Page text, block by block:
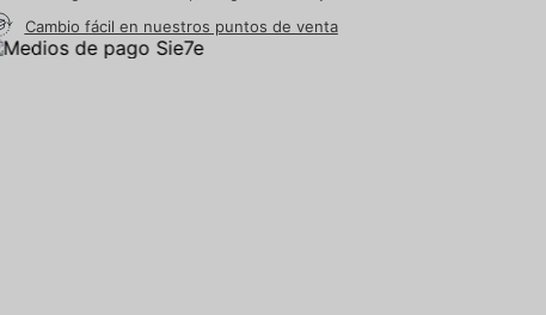
Cambio fácil en nuestros puntos de venta